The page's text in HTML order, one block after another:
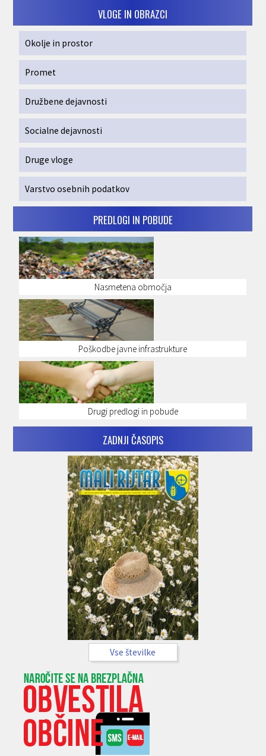
VLOGE IN OBRAZCI
Okolje in prostor
Promet
Družbene dejavnosti
Socialne dejavnosti
Druge vloge
Varstvo osebnih podatkov
PREDLOGI IN POBUDE
Nasmetena območja
Poškodbe javne infrastrukture
Drugi predlogi in pobude
ZADNJI ČASOPIS
Vse številke